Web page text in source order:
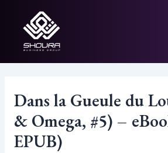
content
Dans la Gueule du
& Omega, #5) –
EPUB)